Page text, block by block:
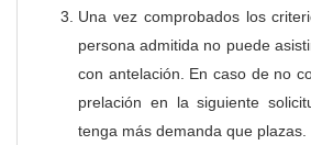
Una vez comprobados los
persona admitida no puede
con antelación. En caso de no
prelación en la siguiente
tenga más demanda que plazas.